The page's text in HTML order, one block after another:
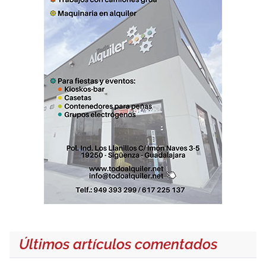
Últimos artículos comentados